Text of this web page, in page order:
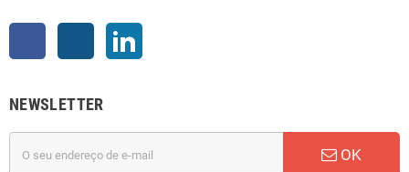
Instagram
NEWSLETTER
OK